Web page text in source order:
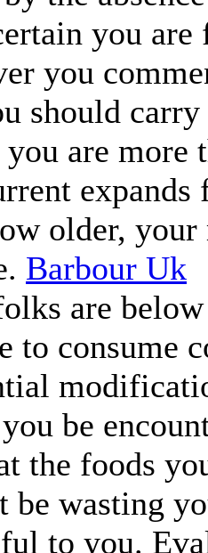
you
you
should
you are more
expands
older, your
Barbour Uk
are
to consume
be
the foods
wasting
to you.